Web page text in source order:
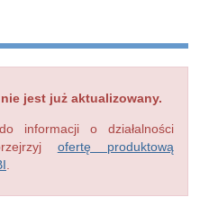
jest już aktualizowany.
informacji o działalności
ofertę produktową